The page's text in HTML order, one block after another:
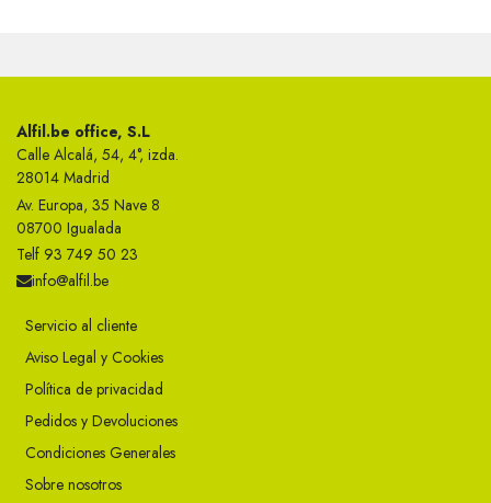
Alfil.be office, S.L
Calle Alcalá, 54, 4°, izda.
28014 Madrid
Av. Europa, 35 Nave 8
08700 Igualada
Telf 93 749 50 23
info@alfil.be
Servicio al cliente
Aviso Legal y Cookies
Política de privacidad
Pedidos y Devoluciones
Condiciones Generales
Sobre nosotros